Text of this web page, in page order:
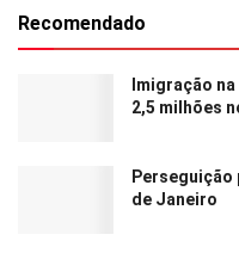
Recomendado
Imigração
2,5 milhões
de Janeiro